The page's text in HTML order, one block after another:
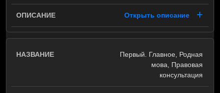
Открыть описание
Первый. Главное, Родная
мова, Правовая
консультация